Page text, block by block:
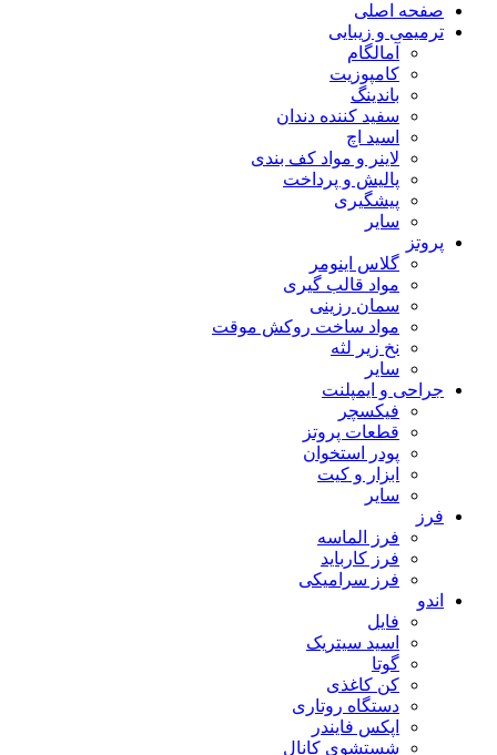
صفحه اصلی
ترمیمی و زیبایی
آمالگام
کامپوزیت
باندینگ
سفید کننده دندان
اسید اچ
لاینر و مواد کف بندی
پالیش و پرداخت
پیشگیری
سایر
پروتز
گلاس اینومر
مواد قالب گیری
سمان رزینی
مواد ساخت روکش موقت
نخ زیر لثه
سایر
جراحی و ایمپلنت
فیکسچر
قطعات پروتز
پودر استخوان
ابزار و کیت
سایر
فرز
فرز الماسه
فرز کارباید
فرز سرامیکی
اندو
فایل
اسید سیتریک
گوتا
کن کاغذی
دستگاه روتاری
اپکس فایندر
شستشوی کانال